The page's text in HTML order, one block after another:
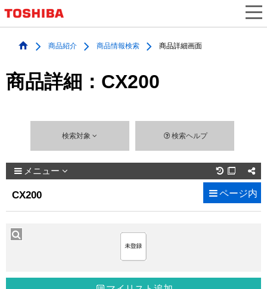
商品紹介 商品情報検索 商品詳細画面
商品詳細：CX200
検索対象 検索ヘルプ
メニュー 
CX200 ページ内